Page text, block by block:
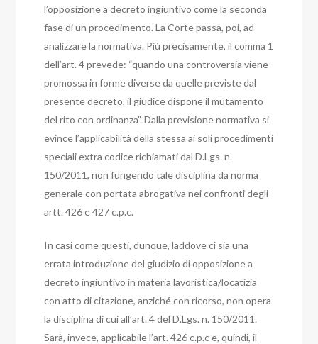
l’opposizione a decreto ingiuntivo come la seconda
fase di un procedimento.La Corte passa, poi, ad
analizzare la normativa. Più precisamente, il comma 1
dell’art. 4 prevede: “quando una controversia viene
promossa in forme diverse da quelle previste dal
presente decreto, il giudice dispone il mutamento
del rito con ordinanza”.Dalla previsione normativa si
evince l’applicabilità della stessa ai soli procedimenti
speciali extra codice richiamati dal D.Lgs. n.
150/2011, non fungendo tale disciplina da norma
generale con portata abrogativa nei confronti degli
artt. 426 e 427 c.p.c.
In casi come questi, dunque, laddove ci sia una
errata introduzione del giudizio di opposizione a
decreto ingiuntivo in materia lavoristica/locatizia
con atto di citazione, anziché con ricorso, non opera
la disciplina di cui all’art. 4 del D.Lgs. n. 150/2011.
Sarà, invece, applicabile l’art. 426 c.p.c e, quindi, il